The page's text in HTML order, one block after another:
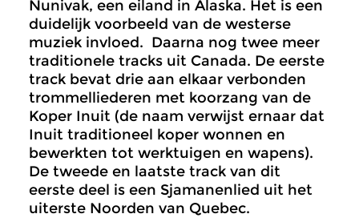
Nunivak, een eiland in Alaska. Het is een
duidelijk voorbeeld van de westerse
muziek invloed. Daarna nog twee meer
traditionele tracks uit Canada. De eerste
track bevat drie aan elkaar verbonden
trommelliederen met koorzang van de
Koper Inuit (de naam verwijst ernaar dat
Inuit traditioneel koper wonnen en
bewerkten tot werktuigen en wapens).
De tweede en laatste track van dit
eerste deel is een Sjamanenlied uit het
uiterste Noorden van Quebec.